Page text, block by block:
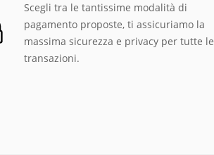
Scegli tra le tantissime modalità di
pagamento proposte, ti assicuriamo la
massima sicurezza e privacy per tutte le
transazioni.